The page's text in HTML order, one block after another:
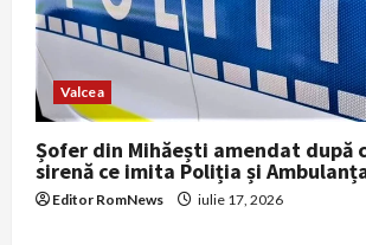
Valcea
Șofer din Mihăești amendat după
sirenă ce imita Poliția și
Editor RomNews iulie 17, 2026